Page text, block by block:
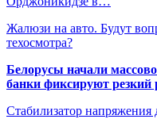
Жалюзи на авто. Будут
техосмотра?
Белорусы начали
банки фиксируют резкий
Стабилизатор напряжения